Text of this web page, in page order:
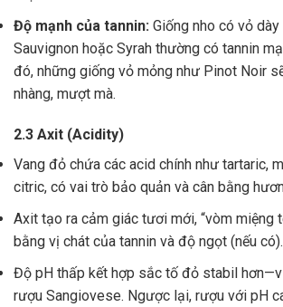
Độ mạnh của tannin: Giống nho có vỏ
Sauvignon hoặc Syrah thường có tannin
đó, những giống vỏ mỏng như Pinot Noir
nhàng, mượt mà.
2.3 Axit (Acidity)
Vang đỏ chứa các acid chính như tartaric,
citric, có vai trò bảo quản và cân bằng
Axit tạo ra cảm giác tươi mới, “vòm miệng
bằng vị chát của tannin và độ ngọt (nếu có).
Độ pH thấp kết hợp sắc tố đỏ stabil
rượu Sangiovese. Ngược lại, rượu với pH